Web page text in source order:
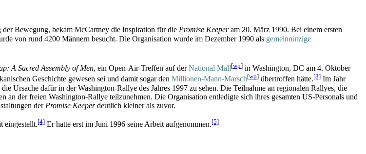
der Bewegung, bekam McCartney die Inspiration für die Promise Keeperam 20. März 1990. Bei einem ersten
von rund 4200 Männern besucht. Die Organisation wurde im Dezember 1990 als gemein­nützige
A Sacred Assembly of Men, ein Open-Air-Treffen auf derNational Mall[wp] in Washington, DC am 4. Oktober
Geschichte gewesen sei und damit sogar den Millionen-Mann-Marsch[wp] übertroffen hätte.[3] Im Jahr
Ursache dafür in der Washington-Rallye des Jahres 1997 zu sehen. Die Teilnahme an regionalen Rallyes, die
der freien Washington-Rallye teilzunehmen. Die Organisation entledigte sich ihres gesamten US-Personals und
der Promise Keeperdeutlich kleiner als zuvor.
eingestellt.[4] Er hatte erst im Juni 1996 seine Arbeit aufgenommen.[5]